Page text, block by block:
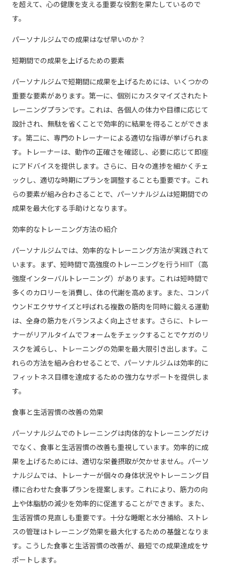
を超えて、心の健康を支える重要な役割を果たしているので
す。
パーソナルジムでの成果はなぜ早いのか？
短期間での成果を上げるための要素
パーソナルジムで短期間に成果を上げるためには、いくつかの
重要な要素があります。第一に、個別にカスタマイズされたト
レーニングプランです。これは、各個人の体力や目標に応じて
設計され、無駄を省くことで効率的に結果を得ることができま
す。第二に、専門のトレーナーによる適切な指導が挙げられま
す。トレーナーは、動作の正確さを確認し、必要に応じて即座
にアドバイスを提供します。さらに、日々の進捗を細かくチェ
ックし、適切な時期にプランを調整することも重要です。これ
らの要素が組み合わさることで、パーソナルジムは短期間での
成果を最大化する手助けとなります。
効率的なトレーニング方法の紹介
パーソナルジムでは、効率的なトレーニング方法が実践されて
います。まず、短時間で高強度のトレーニングを行うHIIT（高
強度インターバルトレーニング）があります。これは短時間で
多くのカロリーを消費し、体の代謝を高めます。また、コンパ
ウンドエクササイズと呼ばれる複数の筋肉を同時に鍛える運動
は、全身の筋力をバランスよく向上させます。さらに、トレー
ナーがリアルタイムでフォームをチェックすることでケガのリ
スクを減らし、トレーニングの効果を最大限引き出します。こ
れらの方法を組み合わせることで、パーソナルジムは効率的に
フィットネス目標を達成するための強力なサポートを提供しま
す。
食事と生活習慣の改善の効果
パーソナルジムでのトレーニングは肉体的なトレーニングだけ
でなく、食事と生活習慣の改善も重視しています。効率的に成
果を上げるためには、適切な栄養摂取が欠かせません。パーソ
ナルジムでは、トレーナーが個々の身体状況やトレーニング目
標に合わせた食事プランを提案します。これにより、筋力の向
上や体脂肪の減少を効率的に促進することができます。また、
生活習慣の見直しも重要です。十分な睡眠と水分補給、ストレ
スの管理はトレーニング効果を最大化するための基盤となりま
す。こうした食事と生活習慣の改善が、最短での成果達成をサ
ポートします。